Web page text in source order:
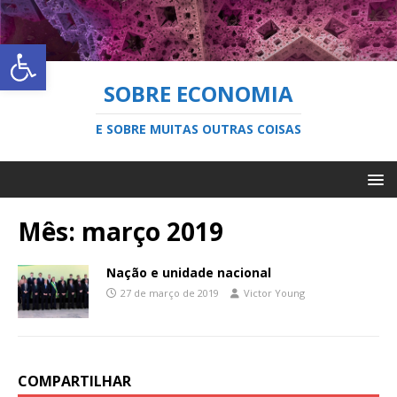
Abrir a barra de ferramentas
SOBRE ECONOMIA
E SOBRE MUITAS OUTRAS COISAS
Mês: março 2019
Nação e unidade nacional
27 de março de 2019 Victor Young
COMPARTILHAR